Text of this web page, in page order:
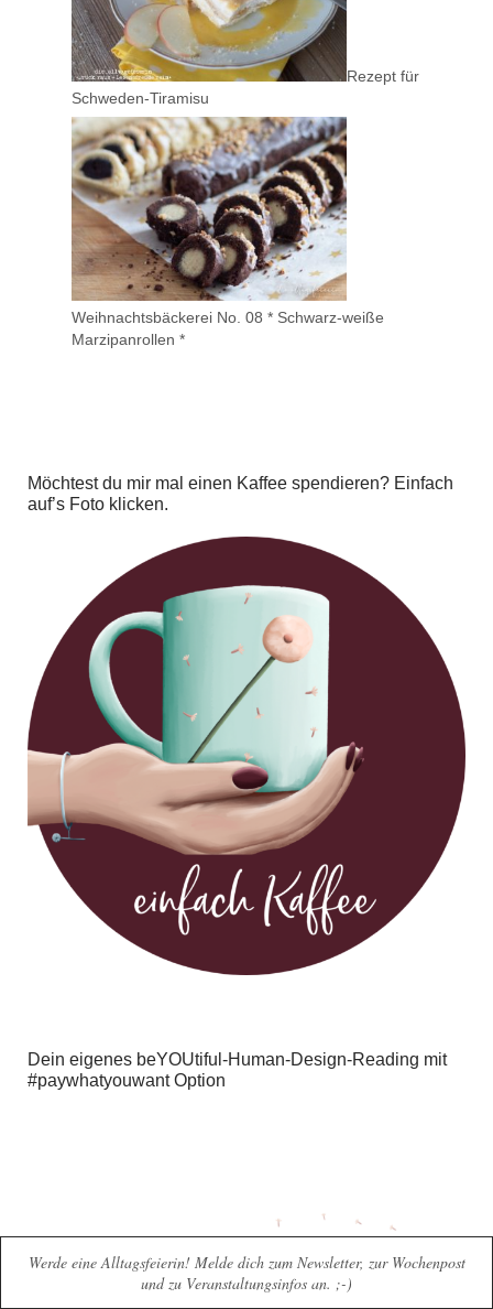
Rezept für
Schweden-Tiramisu
Weihnachtsbäckerei No. 08 * Schwarz-weiße
Marzipanrollen *
Möchtest du mir mal einen Kaffee spendieren? Einfach
auf’s Foto klicken.
Dein eigenes beYOUtiful-Human-Design-Reading mit
#paywhatyouwant Option
Werde eine Alltagsfeierin! Melde dich zum Newsletter, zur Wochenpost
und zu Veranstaltungsinfos an. ;-)